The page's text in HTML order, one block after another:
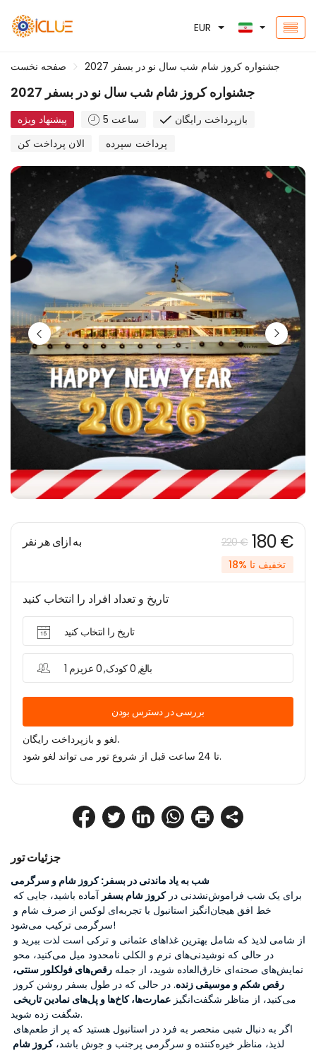
EUR
صفحه نخست جشنواره کروز شام شب سال نو در بسفر 2027
جشنواره کروز شام شب سال نو در بسفر 2027
پیشنهاد ویژه 5 ساعت
بازپرداخت رایگان
الان پرداخت کن
پرداخت سپرده
جزئیات تور
شب به یاد ماندنی در بسفر: کروز شام و سرگرمی
برای یک شب فراموش‌نشدنی در
کروز شام بسفر
سرگرمی ترکیب می‌شود!
نمایش‌های صحنه‌ای خارق‌العاده شوید، از جمله
رقص شکم و موسیقی زنده
می‌کنید، از مناظر شگفت‌انگیز
عمارت‌ها، کاخ‌ها و پل‌های نمادین تاریخی
شگفت زده شوید.
لذیذ، مناظر خیره‌کننده و سرگرمی پرجنب و جوش باشد،
به ازای هر نفر 220 € 180 €
تخفیف تا %18
تاریخ و تعداد افراد را انتخاب کنید
تاریخ را انتخاب کنید
1 بالغ, 0 کودک, 0 عزیزم
بررسی در دسترس بودن
لغو و بازپرداخت رایگان.
تا 24 ساعت قبل از شروع تور می تواند لغو شود.